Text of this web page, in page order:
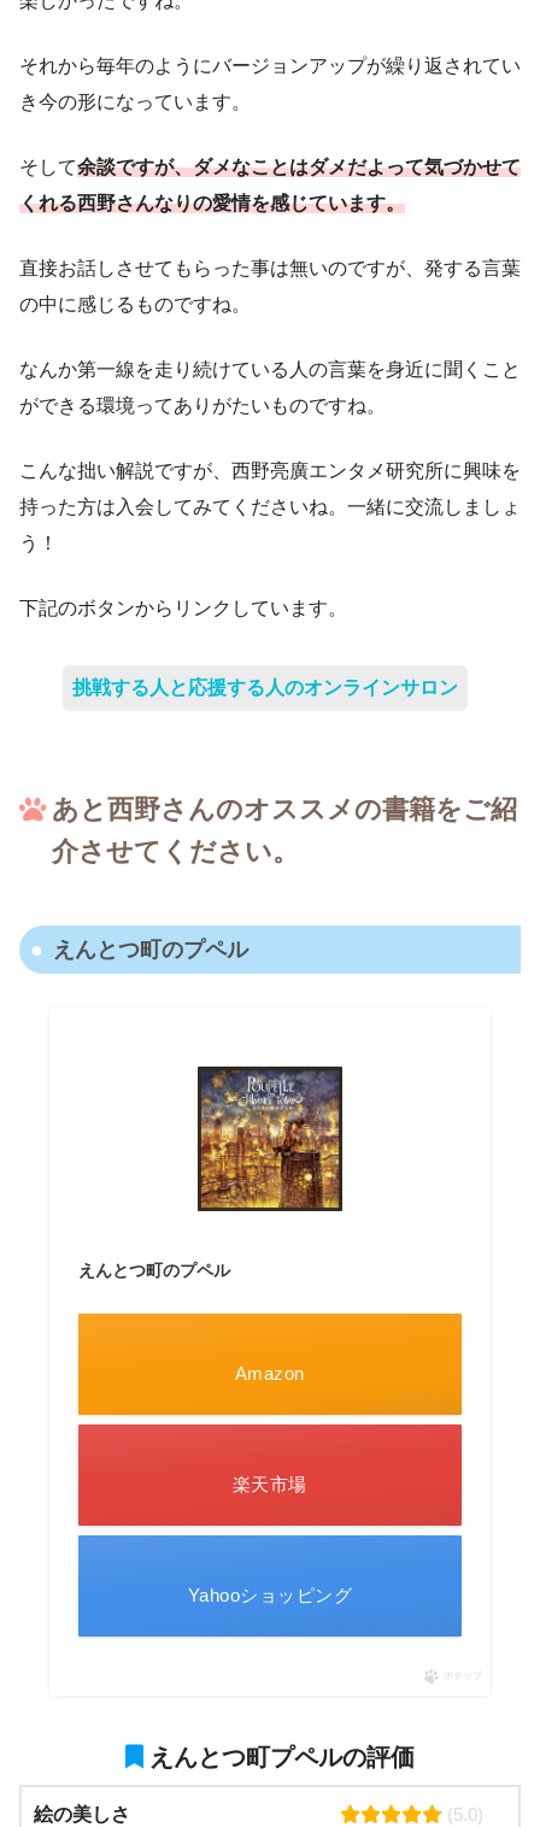
それから毎年のようにバージョンアップが繰り返されてい
き今の形になっています。
そして余談ですが、ダメなことはダメだよって気づかせて
くれる西野さんなりの愛情を感じています。
直接お話しさせてもらった事は無いのですが、発する言葉
の中に感じるものですね。
なんか第一線を走り続けている人の言葉を身近に聞くこと
ができる環境ってありがたいものですね。
こんな拙い解説ですが、西野亮廣エンタメ研究所に興味を
持った方は入会してみてくださいね。一緒に交流しましょ
う！
下記のボタンからリンクしています。
挑戦する人と応援する人のオンラインサロン
あと西野さんのオススメの書籍をご紹
介させてください。
えんとつ町のプペル
えんとつ町のプペル
Amazon
楽天市場
Yahooショッピング
ポチップ
えんとつ町プペルの評価
絵の美しさ (5.0)